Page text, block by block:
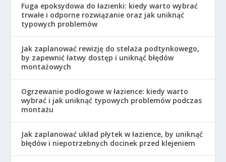
Fuga epoksydowa do łazienki: kiedy warto wybrać
trwałe i odporne rozwiązanie oraz jak uniknąć
typowych problemów
Jak zaplanować rewizję do stelaża podtynkowego,
by zapewnić łatwy dostęp i uniknąć błędów
montażowych
Ogrzewanie podłogowe w łazience: kiedy warto
wybrać i jak uniknąć typowych problemów podczas
montażu
Jak zaplanować układ płytek w łazience, by uniknąć
błędów i niepotrzebnych docinek przed klejeniem